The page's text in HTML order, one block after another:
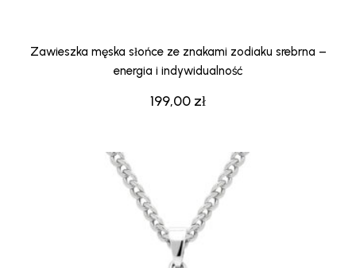
199,00 zł
Zawieszka męska słońce ze znakami zodiaku srebrna –
energia i indywidualność